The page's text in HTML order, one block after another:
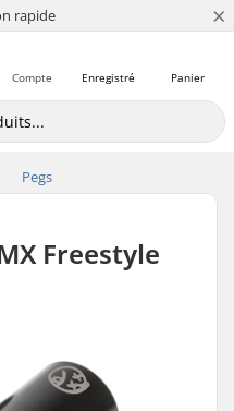
rapide
clients ×
Panier
Enregistré
Compte
Pegs
Freestyle